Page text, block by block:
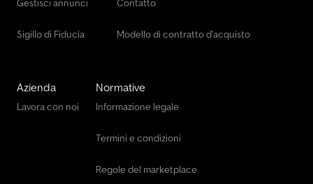
Gestisci annunci
Sigillo di Fiducia
Contatto
Modello di contratto d'acquisto
Azienda
Lavora con noi
Normative
Informazione legale
Termini e condizioni
Regole del marketplace